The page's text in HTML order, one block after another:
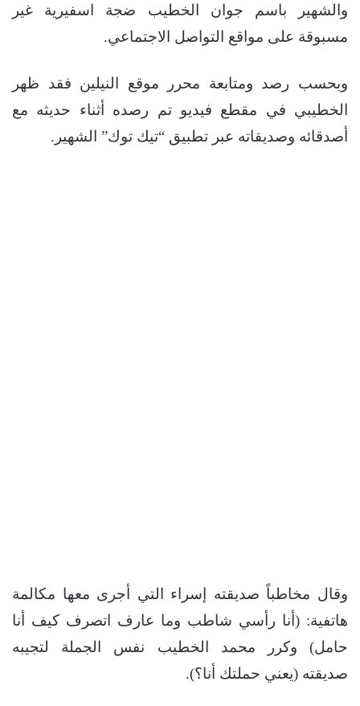
والشهير باسم جوان الخطيب ضجة اسفيرية غير
مسبوقة على مواقع التواصل الاجتماعي.
وبحسب رصد ومتابعة محرر موقع النيلين فقد ظهر
الخطيبي في مقطع فيديو تم رصده أثناء حديثه مع
أصدقائه وصديقاته عبر تطبيق “تيك توك” الشهير.
وقال مخاطباً صديقته إسراء التي أجرى معها مكالمة
هاتفية: (أنا رأسي شاطب وما عارف اتصرف كيف أنا
حامل) وكرر محمد الخطيب نفس الجملة لتجيبه
صديقته (يعني حملتك أنا؟).